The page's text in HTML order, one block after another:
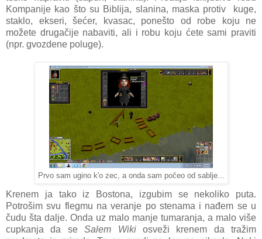
Kompanije kao što su Biblija, slanina, maska protiv kuge,
staklo, ekseri, šećer, kvasac, ponešto od robe koju ne
možete drugačije nabaviti, ali i robu koju ćete sami praviti
(npr. gvozdene poluge).
Prvo sam ugino k'o zec, a onda sam počeo od sablje...
Krenem ja tako iz Bostona, izgubim se nekoliko puta.
Potrošim svu flegmu na veranje po stenama i nađem se u
čudu šta dalje. Onda uz malo manje tumaranja, a malo više
cupkanja da seSalem Wiki osveži krenem da tražim